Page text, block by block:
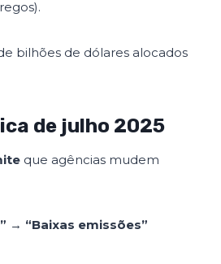
bilhões de dólares alocados
de julho 2025
que agências mudem
→ “Baixas emissões”